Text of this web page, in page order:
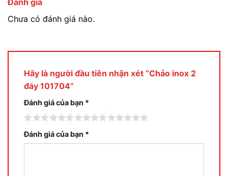
Chưa có đánh giá nào.
Hãy là người đầu tiên nhận xét “Chảo inox 2
đáy 101704”
Đánh giá của bạn *
Đánh giá của bạn *